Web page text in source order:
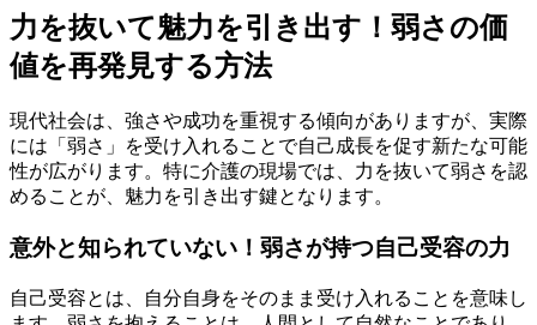
力を抜いて魅力を引き出す！弱さの価
値を再発見する方法
現代社会は、強さや成功を重視する傾向がありますが、実際
には「弱さ」を受け入れることで自己成長を促す新たな可能
性が広がります。特に介護の現場では、力を抜いて弱さを認
めることが、魅力を引き出す鍵となります。
意外と知られていない！弱さが持つ自己受容の力
自己受容とは、自分自身をそのまま受け入れることを意味し